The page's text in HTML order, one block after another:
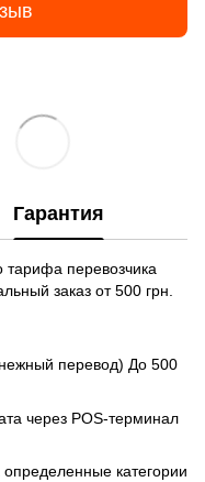
Гарантия
тарифа перевозчика
заказ от 500 грн.
перевод) До 500
через POS-терминал
определенные категории